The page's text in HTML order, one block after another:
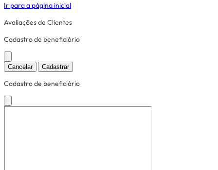
Ir para a página inicial
Avaliações de Clientes
Cadastro de beneficiário
Cancelar Cadastrar
Cadastro de beneficiário